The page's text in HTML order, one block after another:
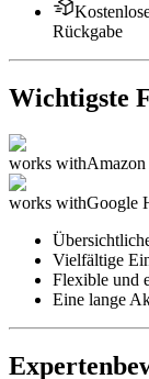
Rückgabe
Wichtigste
works with
works withGoogle
Vielfältige
Flexible und
Eine lange